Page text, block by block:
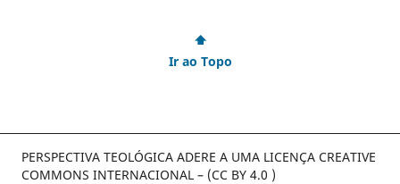
⬆
Ir ao Topo
PERSPECTIVA TEOLÓGICA ADERE A UMA LICENÇA CREATIVE
COMMONS INTERNACIONAL – (CC BY 4.0 )